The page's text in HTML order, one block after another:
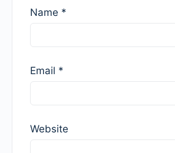
Name *
Email *
Website